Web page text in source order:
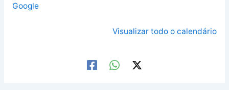
Google
Visualizar todo o calendário